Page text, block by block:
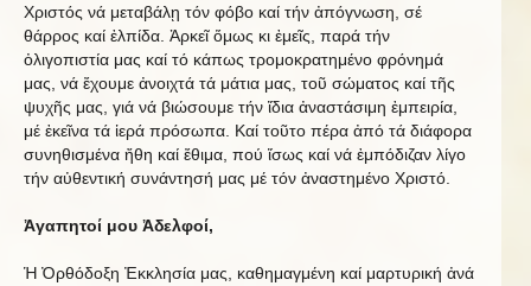
Χριστός νά μεταβάλῃ τόν φόβο καί τήν ἀπόγνωση, σέ
θάρρος καί ἐλπίδα. Ἀρκεῖ ὅμως κι ἐμεῖς, παρά τήν
ὀλιγοπιστία μας καί τό κάπως τρομοκρατημένο φρόνημά
μας, νά ἔχουμε ἀνοιχτά τά μάτια μας, τοῦ σώματος καί τῆς
ψυχῆς μας, γιά νά βιώσουμε τήν ἴδια ἀναστάσιμη ἐμπειρία,
μέ ἐκεῖνα τά ἱερά πρόσωπα. Καί τοῦτο πέρα ἀπό τά διάφορα
συνηθισμένα ἤθη καί ἔθιμα, πού ἴσως καί νά ἐμπόδιζαν λίγο
τήν αὐθεντική συνάντησή μας μέ τόν ἀναστημένο Χριστό.
Ἀγαπητοί μου Ἀδελφοί,
Ἡ Ὀρθόδοξη Ἐκκλησία μας, καθημαγμένη καί μαρτυρική ἀνά